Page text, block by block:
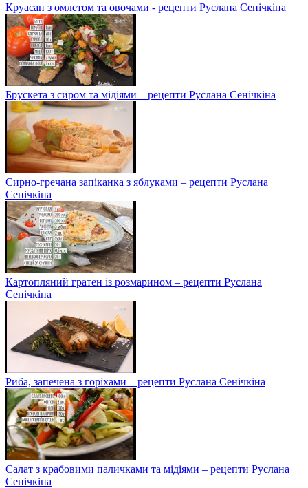
Круасан з омлетом та овочами - рецепти Руслана Сенічкіна
Брускета з сиром та мідіями – рецепти Руслана Сенічкіна
Сирно-гречана запіканка з яблуками – рецепти Руслана
Сенічкіна
Картопляний гратен із розмарином – рецепти Руслана
Сенічкіна
Риба, запечена з горіхами – рецепти Руслана Сенічкіна
Салат з крабовими паличками та мідіями – рецепти Руслана
Сенічкіна